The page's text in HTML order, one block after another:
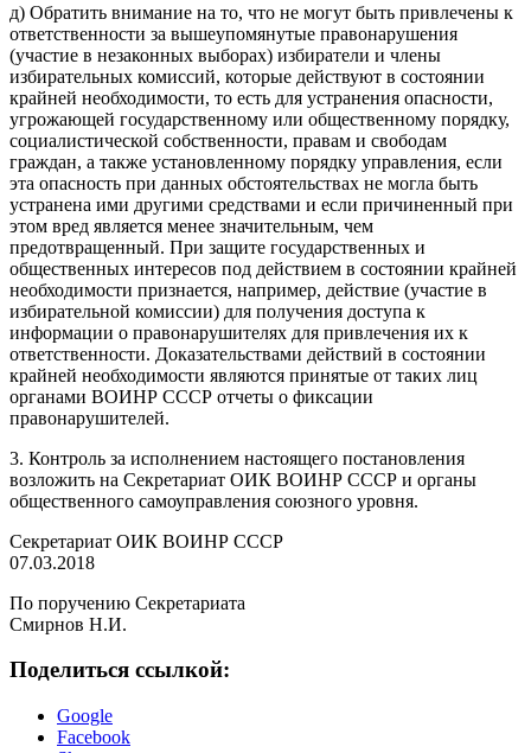
д) Обратить внимание на то, что не могут быть привлечены к
ответственности за вышеупомянутые правонарушения
(участие в незаконных выборах) избиратели и члены
избирательных комиссий, которые действуют в состоянии
крайней необходимости, то есть для устранения опасности,
угрожающей государственному или общественному порядку,
социалистической собственности, правам и свободам
граждан, а также установленному порядку управления, если
эта опасность при данных обстоятельствах не могла быть
устранена ими другими средствами и если причиненный при
этом вред является менее значительным, чем
предотвращенный. При защите государственных и
общественных интересов под действием в состоянии крайней
необходимости признается, например, действие (участие в
избирательной комиссии) для получения доступа к
информации о правонарушителях для привлечения их к
ответственности. Доказательствами действий в состоянии
крайней необходимости являются принятые от таких лиц
органами ВОИНР СССР отчеты о фиксации
правонарушителей.
3. Контроль за исполнением настоящего постановления
возложить на Секретариат ОИК ВОИНР СССР и органы
общественного самоуправления союзного уровня.
Секретариат ОИК ВОИНР СССР
07.03.2018
По поручению Секретариата
Смирнов Н.И.
Поделиться ссылкой:
Google
Facebook